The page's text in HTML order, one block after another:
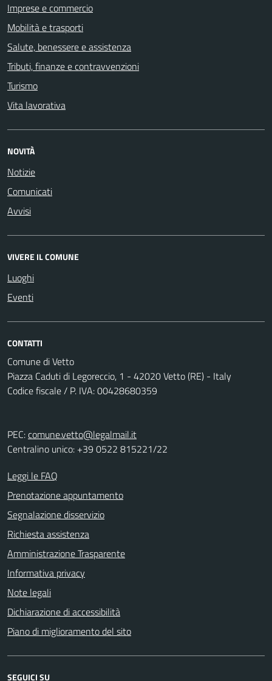
Imprese e commercio
Mobilità e trasporti
Salute, benessere e assistenza
Tributi, finanze e contravvenzioni
Turismo
Vita lavorativa
NOVITÀ
Notizie
Comunicati
Avvisi
VIVERE IL COMUNE
Luoghi
Eventi
CONTATTI
Comune di Vetto
Piazza Caduti di Legoreccio, 1 - 42020 Vetto (RE) - Italy
Codice fiscale / P. IVA: 00428680359
PEC:comune.vetto@legalmail.it
Centralino unico: +39 0522 815221/22
Leggi le FAQ
Prenotazione appuntamento
Segnalazione disservizio
Richiesta assistenza
Amministrazione Trasparente
Informativa privacy
Note legali
Dichiarazione di accessibilità
Piano di miglioramento del sito
SEGUICI SU